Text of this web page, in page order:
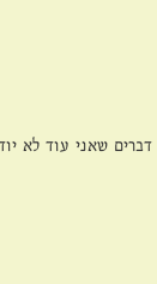
שאני עוד לא